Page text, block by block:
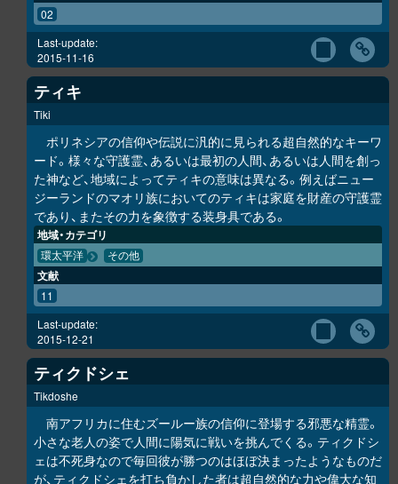
02
Last-update:
2015-11-16
ティキ
Tiki
ポリネシアの信仰や伝説に汎的に見られる超自然的なキーワ
ード。様々な守護霊、あるいは最初の人間、あるいは人間を創っ
た神など、地域によってティキの意味は異なる。例えばニュー
ジーランドのマオリ族においてのティキは家庭を財産の守護霊
であり、またその力を象徴する装身具である。
地域・カテゴリ
環太平洋 その他
文献
11
Last-update:
2015-12-21
ティクドシェ
Tikdoshe
南アフリカに住むズールー族の信仰に登場する邪悪な精霊。
小さな老人の姿で人間に陽気に戦いを挑んでくる。ティクドシ
ェは不死身なので毎回彼が勝つのはほぼ決まったようなものだ
が、ティクドシェを打ち負かした者は超自然的な力や偉大な知